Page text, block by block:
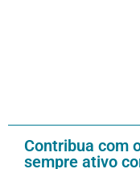
Contribua com
sempre ativo